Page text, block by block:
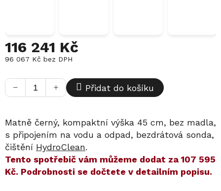
116 241 Kč
96 067 Kč bez DPH
cena:
+
− Přidat do košíku
Matně černý, kompaktní výška 45 cm, bez madla,
s připojením na vodu a odpad, bezdrátová sonda,
čištění HydroClean.
​​Tento spotřebič vám můžeme dodat za 107 595
Kč. Podrobnosti se dočtete v detailním popisu.